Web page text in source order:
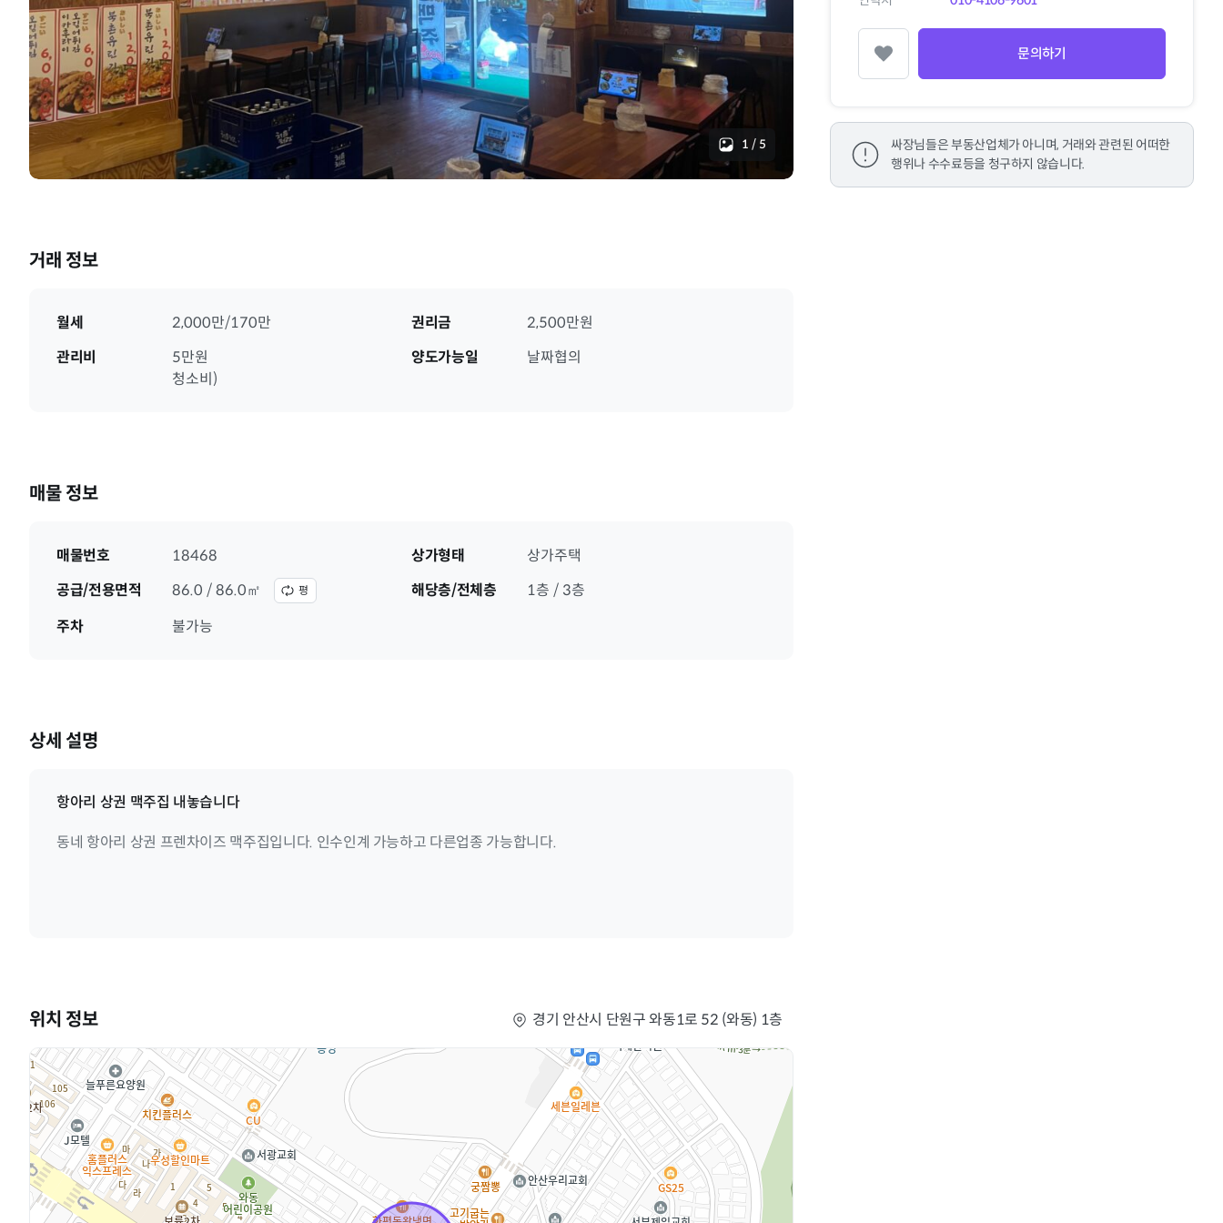
1 / 5
거래 정보
월세 2,000만/170만 권리금
2,500만원
관리비
5만원
청소비)
양도가능일 날짜협의
매물 정보
매물번호 18468 상가형태
상가주택
공급/전용면적
86.0 / 86.0㎡ 평 해당층/전체층
1층 / 3층
주차
불가능
상세 설명
항아리 상권 맥주집 내놓습니다
동네 항아리 상권 프렌차이즈 맥주집입니다. 인수인계 가능하고 다른업종 가능합니다.
위치 정보 경기 안산시 단원구 와동1로 52 (와동) 1층
찜하기 문의하기
싸장님들은 부동산업체가 아니며, 거래와 관련된 어떠한
행위나 수수료등을 청구하지 않습니다.